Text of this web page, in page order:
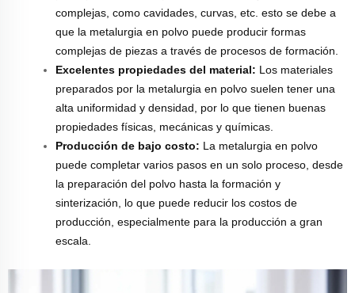
complejas, como cavidades, curvas, etc. esto se debe a
que la metalurgia en polvo puede producir formas
complejas de piezas a través de procesos de formación.
Excelentes propiedades del material: Los materiales
preparados por la metalurgia en polvo suelen tener una
alta uniformidad y densidad, por lo que tienen buenas
propiedades físicas, mecánicas y químicas.
Producción de bajo costo: La metalurgia en polvo
puede completar varios pasos en un solo proceso, desde
la preparación del polvo hasta la formación y
sinterización, lo que puede reducir los costos de
producción, especialmente para la producción a gran
escala.